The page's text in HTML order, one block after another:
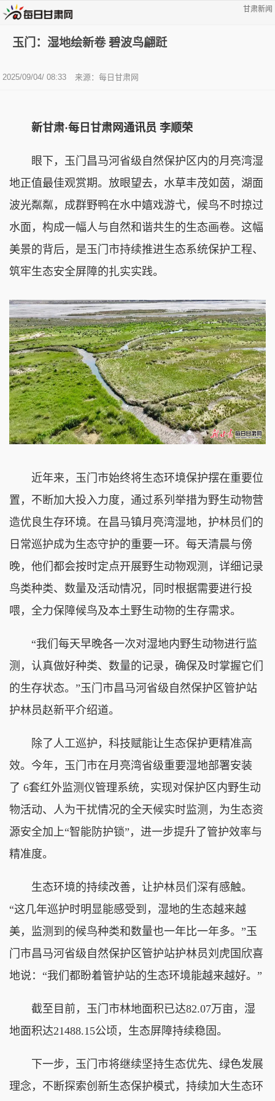
甘肃新闻
玉门：湿地绘新卷 碧波鸟翩跹
2025/09/04/ 08:33 来源：每日甘肃网
新甘肃·每日甘肃网通讯员 李顺荣
眼下，玉门昌马河省级自然保护区内的月亮湾湿
地正值最佳观赏期。放眼望去，水草丰茂如茵，湖面
波光粼粼，成群野鸭在水中嬉戏游弋，候鸟不时掠过
水面，构成一幅人与自然和谐共生的生态画卷。这幅
美景的背后，是玉门市持续推进生态系统保护工程、
筑牢生态安全屏障的扎实实践。
近年来，玉门市始终将生态环境保护摆在重要位
置，不断加大投入力度，通过系列举措为野生动物营
造优良生存环境。在昌马镇月亮湾湿地，护林员们的
日常巡护成为生态守护的重要一环。每天清晨与傍
晚，他们都会按时定点开展野生动物观测，详细记录
鸟类种类、数量及活动情况，同时根据需要进行投
喂，全力保障候鸟及本土野生动物的生存需求。
“我们每天早晚各一次对湿地内野生动物进行监
测，认真做好种类、数量的记录，确保及时掌握它们
的生存状态。”玉门市昌马河省级自然保护区管护站
护林员赵新平介绍道。
除了人工巡护，科技赋能让生态保护更精准高
效。今年，玉门市在月亮湾省级重要湿地部署安装
了 6套红外监测仪管理系统，实现对保护区内野生动
物活动、人为干扰情况的全天候实时监测，为生态资
源安全加上“智能防护锁”，进一步提升了管护效率与
精准度。
生态环境的持续改善，让护林员们深有感触。
“这几年巡护时明显能感受到，湿地的生态越来越
美，监测到的候鸟种类和数量也一年比一年多。”玉
门市昌马河省级自然保护区管护站护林员刘虎国欣喜
地说：“我们都盼着管护站的生态环境能越来越好。”
截至目前，玉门市林地面积已达82.07万亩，湿
地面积达21488.15公顷，生态屏障持续稳固。
下一步，玉门市将继续坚持生态优先、绿色发展
理念，不断探索创新生态保护模式，持续加大生态环